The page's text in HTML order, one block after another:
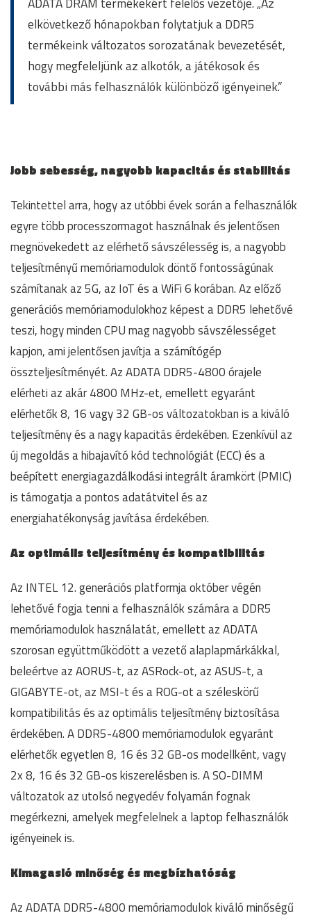
elkövetkező hónapokban folytatjuk a DDR5
termékeink változatos sorozatának bevezetését,
hogy megfeleljünk az alkotók, a játékosok és
további más felhasználók különböző igényeinek.”
Jobb sebesség, nagyobb kapacitás és stabilitás
Tekintettel arra, hogy az utóbbi évek során a felhasználók
egyre több processzormagot használnak és jelentősen
megnövekedett az elérhető sávszélesség is, a nagyobb
teljesítményű memóriamodulok döntő fontosságúnak
számítanak az 5G, az IoT és a WiFi 6 korában. Az előző
generációs memóriamodulokhoz képest a DDR5 lehetővé
teszi, hogy minden CPU mag nagyobb sávszélességet
kapjon, ami jelentősen javítja a számítógép
összteljesítményét. Az ADATA DDR5-4800 órajele
elérheti az akár 4800 MHz-et, emellett egyaránt
elérhetők 8, 16 vagy 32 GB-os változatokban is a kiváló
teljesítmény és a nagy kapacitás érdekében. Ezenkívül az
új megoldás a hibajavító kód technológiát (ECC) és a
beépített energiagazdálkodási integrált áramkört (PMIC)
is támogatja a pontos adatátvitel és az
energiahatékonyság javítása érdekében.
Az optimális teljesítmény és kompatibilitás
Az INTEL 12. generációs platformja október végén
lehetővé fogja tenni a felhasználók számára a DDR5
memóriamodulok használatát, emellett az ADATA
szorosan együttműködött a vezető alaplapmárkákkal,
beleértve az AORUS-t, az ASRock-ot, az ASUS-t, a
GIGABYTE-ot, az MSI-t és a ROG-ot a széleskörű
kompatibilitás és az optimális teljesítmény biztosítása
érdekében. A DDR5-4800 memóriamodulok egyaránt
elérhetők egyetlen 8, 16 és 32 GB-os modellként, vagy
2x 8, 16 és 32 GB-os kiszerelésben is. A SO-DIMM
változatok az utolsó negyedév folyamán fognak
megérkezni, amelyek megfelelnek a laptop felhasználók
igényeinek is.
Kimagasló minőség és megbízhatóság
Az ADATA DDR5-4800 memóriamodulok kiváló minőségű